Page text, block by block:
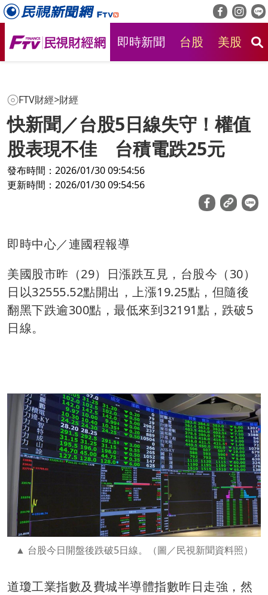
即時新聞 台股 美股
FTV財經>財經
快新聞／台股5日線失守！權值
股表現不佳 台積電跌25元
發布時間：2026/01/30 09:54:56
更新時間：2026/01/30 09:54:56
即時中心／連國程報導
美國股市昨（29）日漲跌互見，台股今（30）
日以32555.52點開出，上漲19.25點，但隨後
翻黑下跌逾300點，最低來到32191點，跌破5
日線。
台股今日開盤後跌破5日線。（圖／民視新聞資料照）
道瓊工業指數及費城半導體指數昨日走強，然